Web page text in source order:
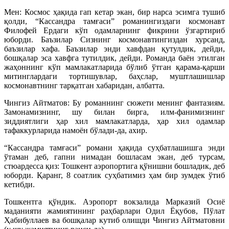
Мен: Космос ҳақида гап кетар экан, бир нарса эсимга тушиб
қолди, “Кассандра тамғаси” романингиздаги космонавт
Филофей Ердаги кўп одамлар­нинг фикрини ўзгартириб
юборди. Баъзилар Сизнинг космонавтингиздан хурсанд,
баъзилар хафа. Баъзилар энди хавфдан қутулдик, дейди,
бошқалар эса хавфга тутилдик, дейди. Романда баён этилган
жаҳоннинг кўп мамлакатларида бўлиб ўтган қарама-қарши
митинглардаги тортишувлар, баҳслар, муштлашишлар
космонавтнинг тарқатган хабаридан, албатта.
Чингиз Айтматов: Бу романнинг сюжети менинг фантазиям.
Замонамизнинг, шу билан бирга, илм-фанимизнинг
зиддиятлиги ҳар хил мамлакатларда, ҳар хил одамлар
тафаккурларида намоён бўлади-да, ахир.
“Кассандра тамғаси” романи ҳақида суҳбатлашишга энди
ўтаман деб, гапни нимадан бошласам экан, деб турсам,
стюардесса қиз: Тошкент аэропортига қўнишни бошладик, деб
юборди. Қаранг, 8 соатлик суҳбатимиз ҳам бир зумдек ўтиб
кетибди.
Тошкентга қўндик. Аэропорт вокзалида Марказий Осиё
маданияти жамиятининг раҳбарлари Одил Ёқубов, Пўлат
Ҳабибуллаев ва бошқалар кутиб олишди Чингиз Айтматовни